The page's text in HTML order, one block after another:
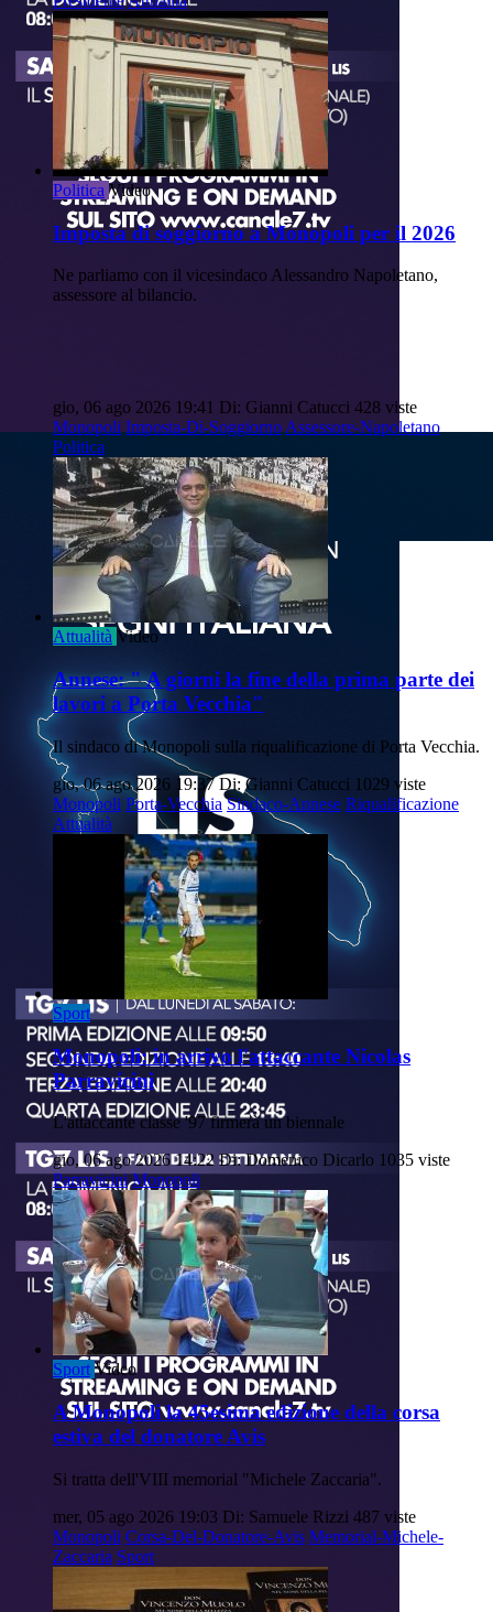
Politica Video
Imposta di soggiorno a Monopoli per il 2026
Ne parliamo con il vicesindaco Alessandro Napoletano,
assessore al bilancio.
gio, 06 ago 2026 19:41 Di: Gianni Catucci 428 viste
Monopoli Imposta-Di-SoggiornoAssessore-Napoletano
Politica
Attualità Video
Annese: " A giorni la fine della prima parte dei
lavori a Porta Vecchia"
Il sindaco di Monopoli sulla riqualificazione di Porta Vecchia.
gio, 06 ago 2026 19:37 Di: Gianni Catucci 1029 viste
Monopoli Porta-Vecchia Sindaco-Annese Riqualificazione
Attualità
Sport
Monopoli: in arrivo l'attaccante Nicolas
Parravicini
L'attaccante classe '97 firmerà un biennale
gio, 06 ago 2026 14:22 Di: Domenico Dicarlo 1035 viste
Parravicini Monopoli
Sport Video
A Monopoli la 45esima edizione della corsa
estiva del donatore Avis
Si tratta dell'VIII memorial "Michele Zaccaria".
mer, 05 ago 2026 19:03 Di: Samuele Rizzi 487 viste
Monopoli Corsa-Del-Donatore-Avis Memorial-Michele-
Zaccaria Sport